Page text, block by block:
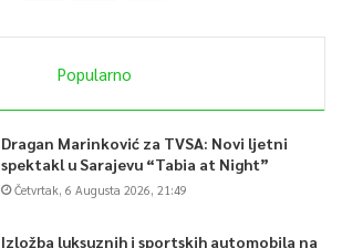
Popularno
Dragan Marinković za TVSA: Novi ljetni
spektakl u Sarajevu “Tabia at Night”
Četvrtak, 6 Augusta 2026, 21:49
Izložba luksuznih i sportskih automobila na